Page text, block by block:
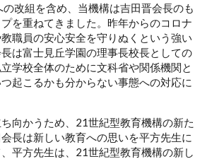
改組を含め、当機構は吉田晋会長のも
を重ねてきました。昨年からのコロナ
職員の安心安全を守りぬくという強い
は富士見丘学園の理事長校長としての
学校全体のために文科省や関係機関と
起こるかも分からない事態への対応に
向かうため、21世紀型教育機構の新た
長は新しい教育への思いを平方先生に
平方先生は、21世紀型教育機構の新し